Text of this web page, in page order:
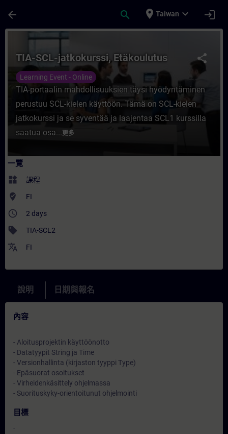
arrow_back search place Taiwan expand_more login
課程 - TIA-SCL-jatkokurssi, Etäkoulutus -
share
TIA-SCL-jatkokurssi, Etäkoulutus
Learning Event - Online
TIA-portaalin mahdollisuuksien täysi hyödyntäminen
perustuu SCL-kielen käyttöön. Tämä on SCL-kielen
jatkokurssi ja se syventää ja laajentaa SCL1 kurssilla
saatua osa...更多
一覽
widgets 課程
where_to_vote FI
access_time 2 days
sell TIA-SCL2
translate FI
說明 日期與報名
內容
- Aloitusprojektin käyttöönotto
- Datatyypit String ja Time
- Versionhallinta (kirjaston tyyppi Type)
- Epäsuorat osoitukset
- Virheidenkäsittely ohjelmassa
- Suorituskyky-orientoitunut ohjelmointi
目標
-